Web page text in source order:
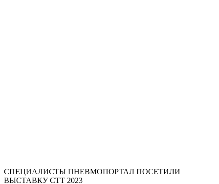
СПЕЦИАЛИСТЫ ПНЕВМОПОРТАЛ ПОСЕТИЛИ
ВЫСТАВКУ СТТ 2023